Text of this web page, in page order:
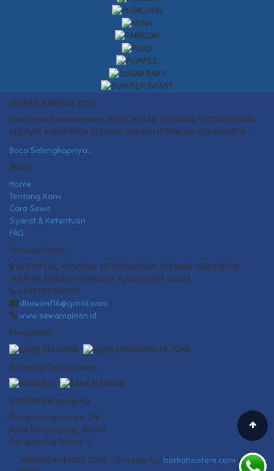
MIKHAYLA RENTAL TOYS
Toko kami beralamatkan di NGEMPLAK, KENAYAN, WEDOMARTANI,
SLEMAN, KABUPATEN SLEMAN, DAERAH ISTIMEWA YOGYAKARTA....
Baca Selengkapnya...
Menu
Home
Tentang Kami
Cara Sewa
Syarat & Ketentuan
FAQ
Temukan Kami
NGEMPLAK, KENAYAN, WEDOMARTANI, SLEMAN, KABUPATEN
SLEMAN, DAERAH ISTIMEWA YOGYAKARTA 55584
6285743786009
dhewimf16@gmail.com
www.sewamainan.id
Pengiriman
VIA KURIR
LANGSUNG KE TOKO
Rekening Pembayaran
Statistik Pengunjung
Pengunjung Hari ini : 29
Total Pengunjung : 83251
Pengunjung Online : 1
MIKHAYLA RENTAL TOYS - Develop by berkahsistem.com ©